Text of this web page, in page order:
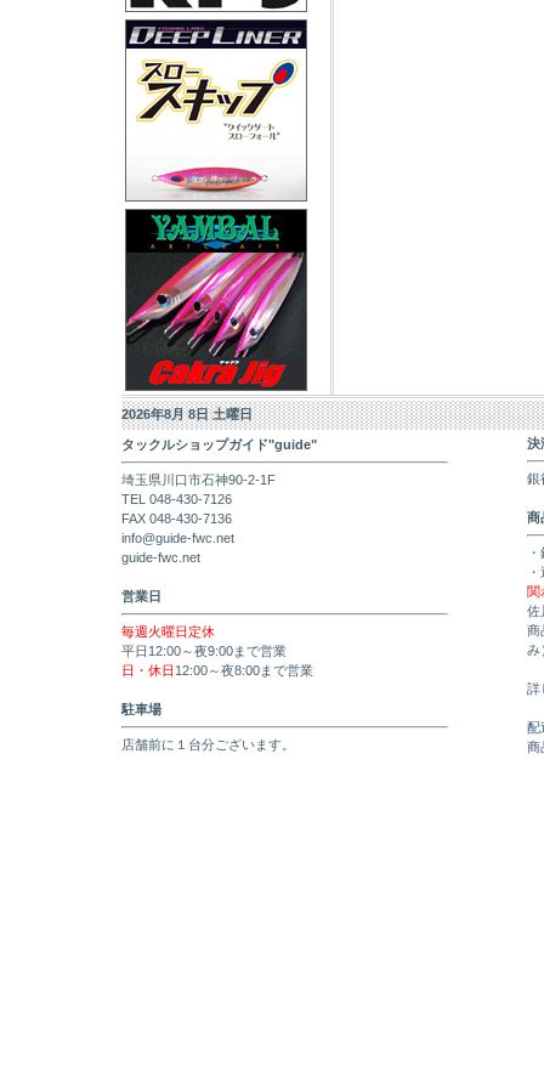
2026年8月 8日 土曜日
タックルショップガイド"guide"
埼玉県川口市石神90-2-1F
TEL 048-430-7126
FAX 048-430-7136
info@guide-fwc.net
guide-fwc.net
営業日
毎週火曜日定休
平日12:00～夜9:00まで営業
日・休日 12:00～夜8:00まで営業
駐車場
店舗前に１台分ございます。
決
銀
商
関
佐
商
み
詳
配
商